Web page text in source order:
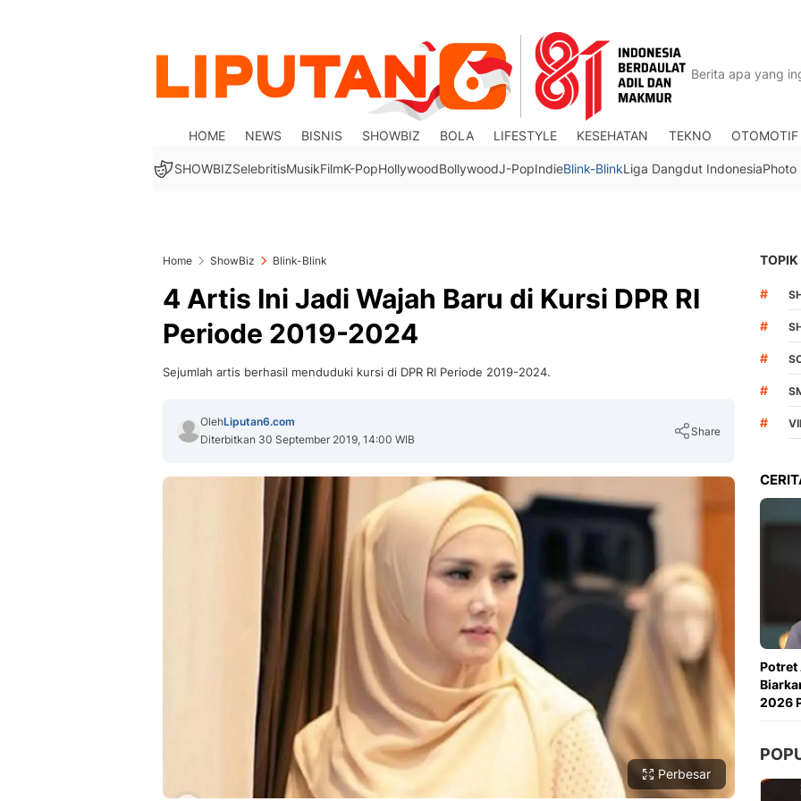
HOME NEWS BISNIS SHOWBIZ BOLA LIFESTYLE KESEHATAN TEKNO OTOMOTIF
SHOWBIZSelebritisMusikFilmK-PopHollywoodBollywoodJ-PopIndieBlink-BlinkLiga Dangdut IndonesiaPhoto
Home ShowBiz Blink-Blink
4 Artis Ini Jadi Wajah Baru di Kursi DPR RI
Periode 2019-2024
Sejumlah artis berhasil menduduki kursi di DPR RI Periode 2019-2024.
OlehLiputan6.com
Diterbitkan 30 September 2019, 14:00 WIB
Share
Copy Link
Perbesar
TOPIK
#
#
#
#
#
Potret
2026